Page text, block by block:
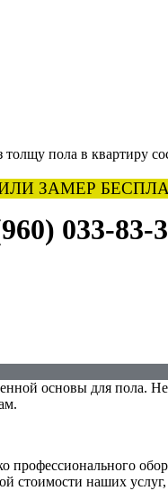
пола в квартиру
ЗАМЕР
033-83-
основы для пола.
наших